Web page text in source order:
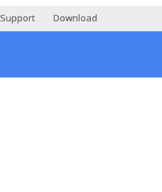
Support Download